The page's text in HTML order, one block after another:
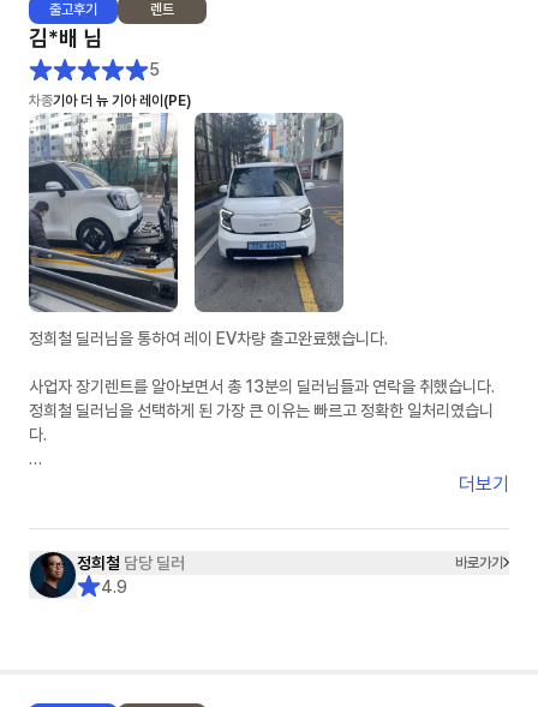
2. 문의에 대한 회신 속도: ★★★★★
- 타사는 오전에 문의를 드리면 오후 3~4시쯤 답변이 오거나 오후 6시 이후
에 답변와서 또 답변하면 지금은 영업시간이 아닙니다... 이런 멘트가 나왔었
어요. (봇 응대)
- 차살때는 전혀 그런것 없이 친절하게 설명해주시고 오히려 제가 답변을 늦
게 드린적이 있었네요
3. 차량 출고: ★★★★★
- 다른 업체도 빠른출고 상품이 있었어요. 저는 다 빠른출고 상품으로 알아보
았구요. 타사는 먼저 약정요청을 했는데 약정서가 더 늦게 오고, 차살때는 영
업일 기준 바로 다음날 왔습니다.
- 전자약정 후 이연주 매니저님이 엄청 노력해주신게 보일정도로 바로 후에
바로 차량 배차가 되었어요. 물론 운빨도 조금 있는것 같았어요. (모두가 이
런 스케줄로 진행되진 않을 수 있을거 같아요)
- 저 같은 경우 (금요일) 최종견적 > (월요일) 전자약정 > (수요일) 차량검수
> (목요일) 차량인수
4. 차량 상태: ★★★★
- 수요일~목요일 비가 오는 날씨라 세차를 했지만 아쉽게도 물자국이 남아
있었어요. 조금 아쉬운건 리어 스포일러 부분에 흰색 페인트 같은 것이
(3cm) 묻어있었는데 손톱으로 긁어내긴 했지만, 잔기스가 조금 났어요
출고후기 렌트
김*배 님
5
차종기아 더 뉴 기아 레이(PE)
정희철 딜러님을 통하여 레이 EV차량 출고완료했습니다.
사업자 장기렌트를 알아보면서 총 13분의 딜러님들과 연락을 취했습니다.
정희철 딜러님을 선택하게 된 가장 큰 이유는 빠르고 정확한 일처리였습니
다.
견적을 받고 다른 옵션을 요청하면 수정 보완된 견적을 재송부받기까지 걸리
또한 다른 옵션을 요청할경우 고객이 이 옵션을 왜 요청했는지까지 이해해주
시며 고객의 편에서 함께 고민해주셨습니다.
그래서 정희철 딜러님을 선택하게 되었고 견적, 계약, 출고까지 모든 일들이
더보기
정희철 담당 딜러 바로가기
4.9